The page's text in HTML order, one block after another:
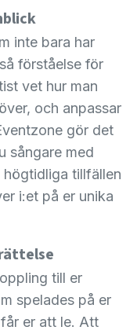
inte bara har
förståelse för
vet hur man
och anpassar
gör det
sångare med
tillfällen
i:et på er unika
till er
spelades på er
er att le. Att